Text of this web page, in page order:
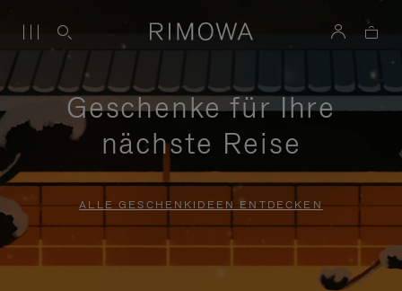
Geschenke für Ihre
nächste Reise
ALLE GESCHENKIDEEN ENTDECKEN